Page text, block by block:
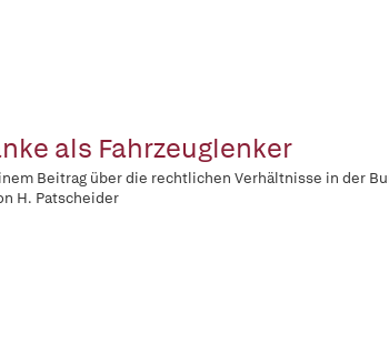
als Fahrzeuglenker
Beitrag über die rechtlichen Verhältnisse in der
H. Patscheider